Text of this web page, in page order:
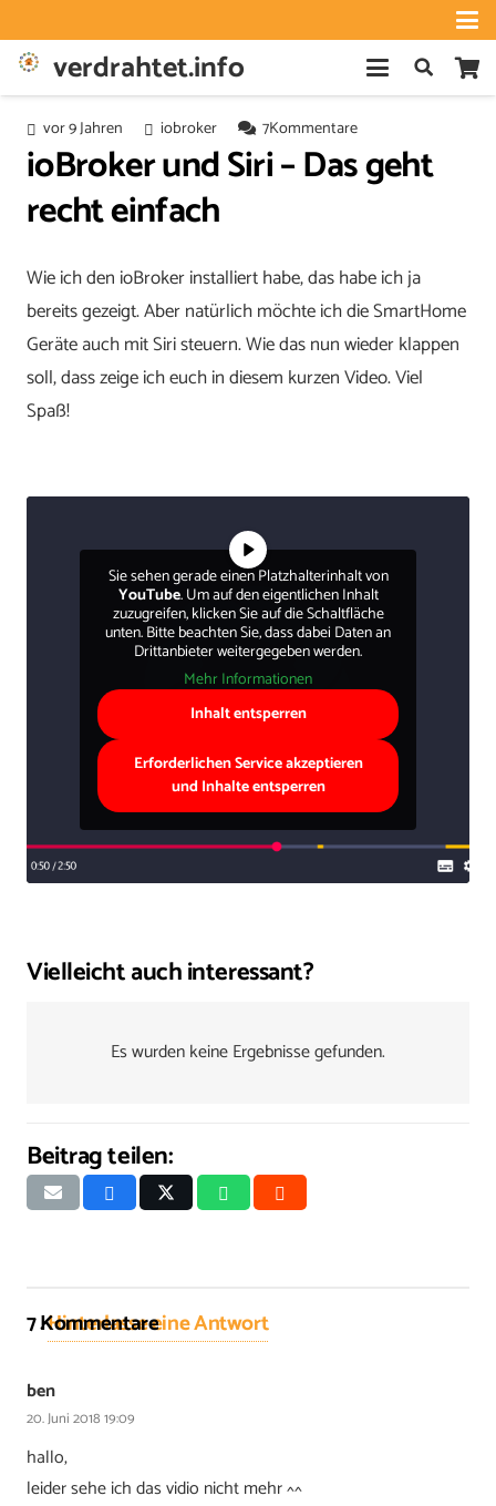
verdrahtet.info
vor 9 Jahren iobroker 7Kommentare
ioBroker und Siri – Das geht
recht einfach
Wie ich den ioBroker installiert habe, das habe ich ja
bereits gezeigt. Aber natürlich möchte ich die SmartHome
Geräte auch mit Siri steuern. Wie das nun wieder klappen
soll, dass zeige ich euch in diesem kurzen Video. Viel
Spaß!
Sie sehen gerade einen Platzhalterinhalt von
YouTube. Um auf den eigentlichen Inhalt
zuzugreifen, klicken Sie auf die Schaltfläche
unten. Bitte beachten Sie, dass dabei Daten an
Drittanbieter weitergegeben werden.
Mehr Informationen
Inhalt entsperren
Erforderlichen Service akzeptieren
und Inhalte entsperren
Vielleicht auch interessant?
Es wurden keine Ergebnisse gefunden.
Beitrag teilen:
7Kommentare
.Hinterlasse eine Antwort
ben
20. Juni 2018 19:09
hallo,
leider sehe ich das vidio nicht mehr ^^